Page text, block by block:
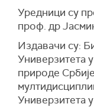
Уредници су
проф. др
Издавачи су:
Универзитета
природе
Универзитета